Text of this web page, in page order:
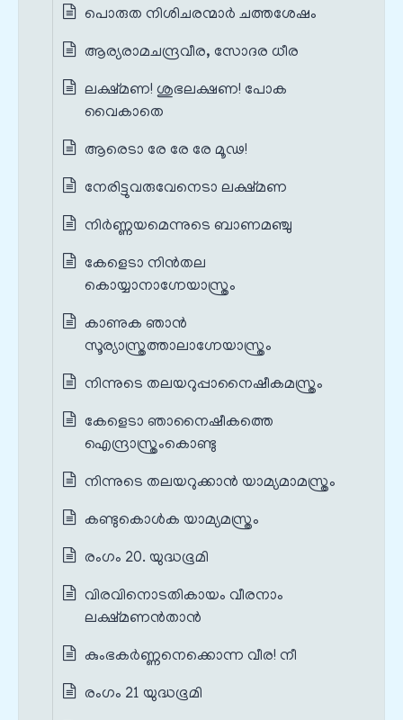
പൊരുത നിശിചരന്മാർ ചത്തശേഷം
ആര്യരാമചന്ദ്രവീര, സോദര ധീര
ലക്ഷ്മണ! ശുഭലക്ഷണ! പോക
വൈകാതെ
ആരെടാ രേ രേ രേ മൂഢ!
നേരിട്ടുവരുവേനെടാ ലക്ഷ്മണ
നിർണ്ണയമെന്നുടെ ബാണമഞ്ചു
കേളെടാ നിൻതല
കൊയ്യാനാഗ്നേയാസ്ത്രം
കാണുക ഞാൻ
സൂര്യാസ്ത്രത്താലാഗ്നേയാസ്ത്രം
നിന്നുടെ തലയറുപ്പാനൈഷീകമസ്ത്രം
കേളെടാ ഞാനൈഷീകത്തെ
ഐന്ദ്രാസ്ത്രംകൊണ്ടു
നിന്നുടെ തലയറുക്കാൻ യാമ്യമാമസ്ത്രം
കണ്ടുകൊൾക യാമ്യമസ്ത്രം
രംഗം 20. യുദ്ധഭൂമി
വിരവിനൊടതികായം വീരനാം
ലക്ഷ്മണൻതാൻ
കുംഭകർണ്ണനെക്കൊന്ന വീര! നീ
രംഗം 21 യുദ്ധഭൂമി